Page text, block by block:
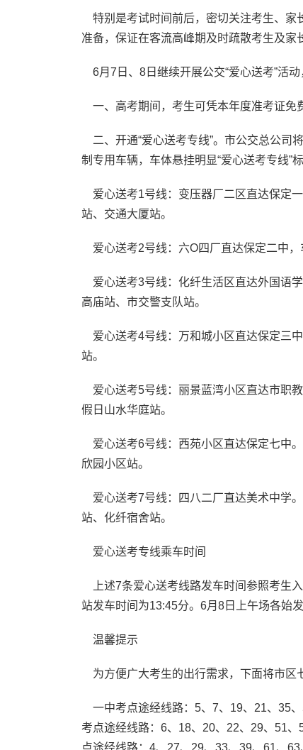
特别是考试时间前后，密切关注考生、家
准备，保证在客流高峰期及时疏散考生及家
6月7日、8日继续开展公交“爱心送考”活
一、高考期间，考生可凭本年度准考证免
二、开通“爱心送考专线”。市公交总公司
制专用车辆，车体悬挂明显“爱心送考专线”
爱心送考1号线：变压器厂二区直达保定
站、交通大厦站。
爱心送考2号线：六O四厂直达保定二中，
爱心送考3号线：化纤生活区直达外国语
高庙站、市交警支队站。
爱心送考4号线：万和城小区直达保定三
站。
爱心送考5号线：丽景蓝湾小区直达市职
假日山水华庭站。
爱心送考6号线：西苑小区直达保定七中
欣园小区站。
爱心送考7号线：四八二厂直达美术中学
站、化纤宿舍站。
爱心送考专线乘车时间
上述7条爱心送考线路发车时间参照考生
站发车时间为13:45分。6月8日上午场各始
温馨提示
为方便广大考生的出行需求，下面将市区
一中考点途经线路：5、7、19、21、35
考点途经线路：6、18、20、22、29、51
点途经线路：4、27、29、33、39、61、